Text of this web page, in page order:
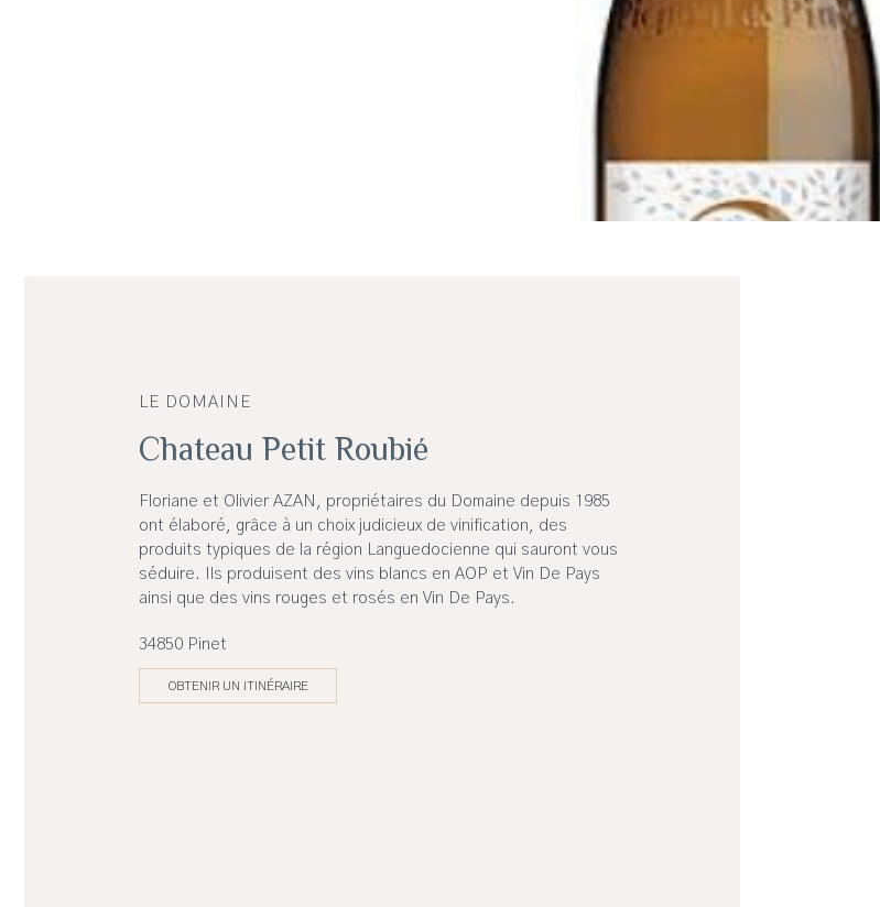
LE DOMAINE
Chateau Petit Roubié
Floriane et Olivier AZAN, propriétaires du Domaine depuis 1985
ont élaboré, grâce à un choix judicieux de vinification, des
produits typiques de la région Languedocienne qui sauront vous
séduire. Ils produisent des vins blancs en AOP et Vin De Pays
ainsi que des vins rouges et rosés en Vin De Pays.
34850 Pinet
OBTENIR UN ITINÉRAIRE